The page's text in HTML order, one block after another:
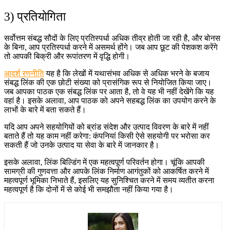
3) प्रतियोगिता
सर्वोत्तम संबद्ध सौदों के लिए प्रतिस्पर्धा अधिक तीव्र होती जा रही है, और बोनस
के बिना, आप प्रतिस्पर्धा करने में असमर्थ होंगे। जब आप छूट की पेशकश करेंगे
तो आपकी बिक्री और रूपांतरण में वृद्धि होगी।
आदर्श रणनीतियह है कि लेखों में यथासंभव अधिक से अधिक भरने के बजाय
संबद्ध लिंक की एक छोटी संख्या को प्रासंगिक रूप से नियोजित किया जाए।
जब आपका पाठक एक संबद्ध लिंक पर आता है, तो वे यह भी नहीं देखेंगे कि यह
वहां है। इसके अलावा, आप पाठक को अपने सहबद्ध लिंक का उपयोग करने के
लाभों के बारे में बता सकते हैं।
यदि आप अपने सहयोगियों को ब्रांड संदेश और उत्पाद विवरण के बारे में नहीं
बताते हैं तो यह काम नहीं करेगा: कंपनियां किसी ऐसे सहयोगी पर भरोसा कर
सकती हैं जो उनके उत्पाद या सेवा के बारे में जानकार है।
इसके अलावा, लिंक बिल्डिंग में एक महत्वपूर्ण परिवर्तन होगा। चूंकि आपकी
सामग्री की गुणवत्ता और आपके लिंक निर्माण आगंतुकों को आकर्षित करने में
महत्वपूर्ण भूमिका निभाते हैं, इसलिए यह सुनिश्चित करने में समय व्यतीत करना
महत्वपूर्ण है कि दोनों में से कोई भी समझौता नहीं किया गया है।